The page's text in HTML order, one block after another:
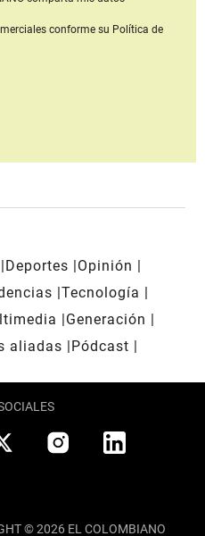
conforme su Política de
Deportes
Opinión
Tecnología
Generación
aliadas
Pódcast
© 2026 EL COLOMBIANO